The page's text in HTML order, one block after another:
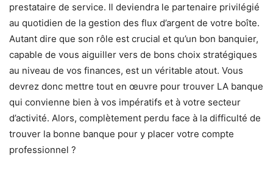
prestataire de service. Il deviendra le partenaire privilégié
au quotidien de la gestion des flux d’argent de votre boîte.
Autant dire que son rôle est crucial et qu’un bon banquier,
capable de vous aiguiller vers de bons choix stratégiques
au niveau de vos finances, est un véritable atout. Vous
devrez donc mettre tout en œuvre pour trouver LA banque
qui convienne bien à vos impératifs et à votre secteur
d’activité. Alors, complètement perdu face à la difficulté de
trouver la bonne banque pour y placer votre compte
professionnel ?